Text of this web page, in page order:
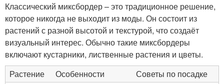
Классический миксбордер – это традиционное решение,
которое никогда не выходит из моды. Он состоит из
растений с разной высотой и текстурой, что создаёт
визуальный интерес. Обычно такие миксбордеры
включают кустарники, лиственные растения и цветы.
Растение
Особенности Советы по посадке